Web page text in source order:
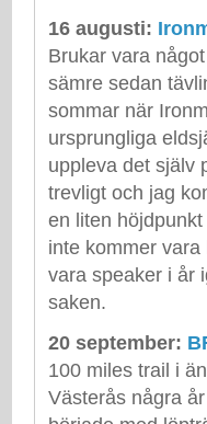
16 augusti:
Brukar vara
sämre sedan
sommar när
ursprungliga
uppleva det själv
trevligt och jag
en liten
inte kommer
vara speaker i år
saken.
20 september:
100 miles trail i
Västerås några